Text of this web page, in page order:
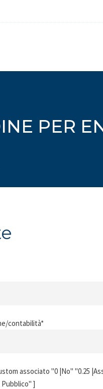
PER
contabilità*
associato "0 |No" "0.25
]